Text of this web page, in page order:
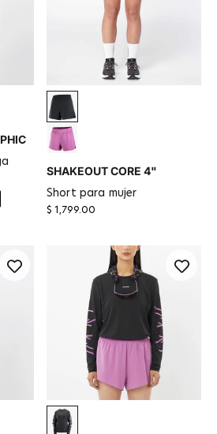
Deep Black
Iris Orchid
SHAKEOUT CORE 4"
short para mujer
$ 1,799.00
Deep Black